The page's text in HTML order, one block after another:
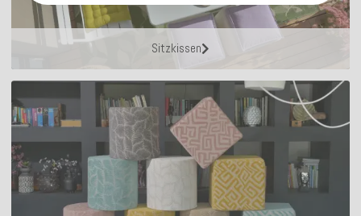
Sitzkissen